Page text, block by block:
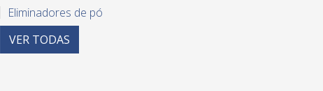
Eliminadores de pó
Equipamento diverso para azulejo
Guilhotinas
VER TODAS